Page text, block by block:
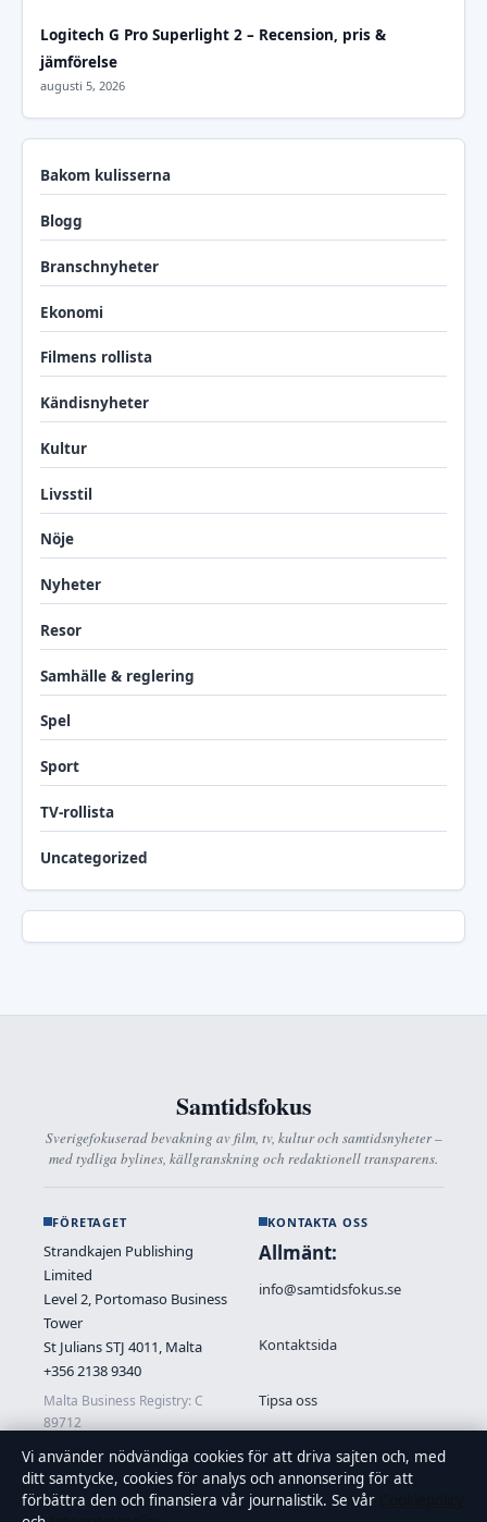
Logitech G Pro Superlight 2 – Recension, pris &
jämförelse
augusti 5, 2026
Bakom kulisserna
Blogg
Branschnyheter
Ekonomi
Filmens rollista
Kändisnyheter
Kultur
Livsstil
Nöje
Nyheter
Resor
Samhälle & reglering
Spel
Sport
TV-rollista
Uncategorized
Samtidsfokus
Sverigefokuserad bevakning av film, tv, kultur och samtidsnyheter –
med tydliga bylines, källgranskning och redaktionell transparens.
FÖRETAGET
Strandkajen Publishing
Limited
Level 2, Portomaso Business
Tower
St Julians STJ 4011, Malta
+356 2138 9340
Malta Business Registry: C
89712
KONTAKTA OSS
Allmänt:
info@samtidsfokus.se
Kontaktsida
Tipsa oss
OM OSS
FÖRTROENDE &
STANDARDER
Vi använder nödvändiga cookies för att driva sajten och, med
ditt samtycke, cookies för analys och annonsering för att
förbättra den och finansiera vår journalistik. Se vår